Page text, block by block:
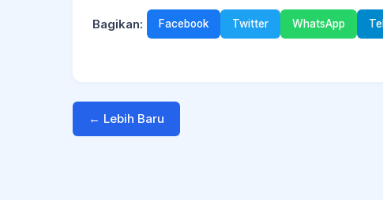
Bagikan: Facebook Twitter WhatsApp
← Lebih Baru